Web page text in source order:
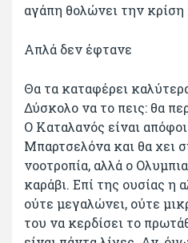
αγάπη θολώνει την
Απλά δεν έφτανε
Θα τα καταφέρει
Δύσκολο να το πεις: θα
Ο Καταλανός είναι
Μπαρτσελόνα και θα χει
νοοτροπία, αλλά ο
καράβι. Επί της ουσίας η
ούτε μεγαλώνει, ούτε
του να κερδίσει το